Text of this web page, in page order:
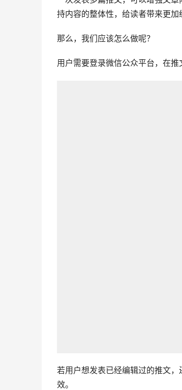
持内容的整体性，给读者带来更加
那么，我们应该怎么做呢？
用户需要登录微信公众平台，在
若用户想发表已经编辑过的推文，
效。